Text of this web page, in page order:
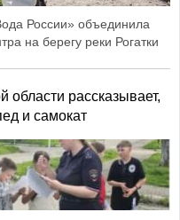
России» объединила
на берегу реки Рогатки
области рассказывает,
и самокат